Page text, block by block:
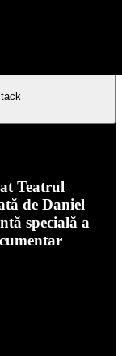
Teatrul
de Daniel
specială a